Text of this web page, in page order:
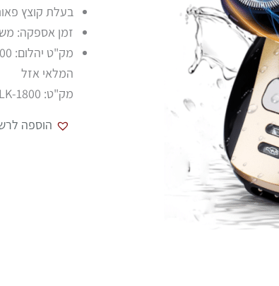
בעלת קוצץ
זמן אספקה: משלוח עד 7 ימי עסקים \ איסוף
מק"ט יהלום: LK-1800
המלאי אזל
מק"ט: LK-1800
הוספה